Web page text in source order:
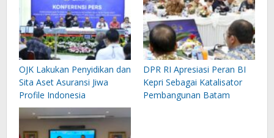
OJK Lakukan Penyidikan dan
Sita Aset Asuransi Jiwa
Profile Indonesia
DPR RI Apresiasi Peran BI
Kepri Sebagai Katalisator
Pembangunan Batam